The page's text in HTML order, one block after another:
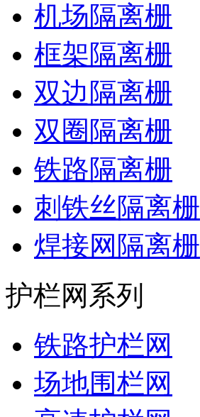
机场隔离栅
框架隔离栅
双边隔离栅
双圈隔离栅
铁路隔离栅
刺铁丝隔离栅
焊接网隔离栅
护栏网系列
铁路护栏网
场地围栏网